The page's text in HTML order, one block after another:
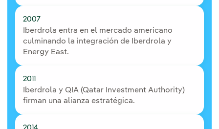
2007
Iberdrola entra en el mercado americano
culminando la integración de Iberdrola y
Energy East.
2011
Iberdrola y QIA (Qatar Investment Authority)
firman una alianza estratégica.